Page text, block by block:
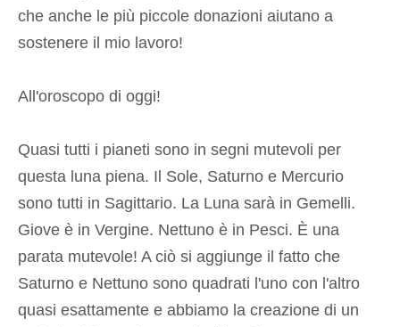
che anche le più piccole donazioni aiutano a
sostenere il mio lavoro!
All'oroscopo di oggi!
Quasi tutti i pianeti sono in segni mutevoli per
questa luna piena. Il Sole, Saturno e Mercurio
sono tutti in Sagittario. La Luna sarà in Gemelli.
Giove è in Vergine. Nettuno è in Pesci. È una
parata mutevole! A ciò si aggiunge il fatto che
Saturno e Nettuno sono quadrati l'uno con l'altro
quasi esattamente e abbiamo la creazione di un